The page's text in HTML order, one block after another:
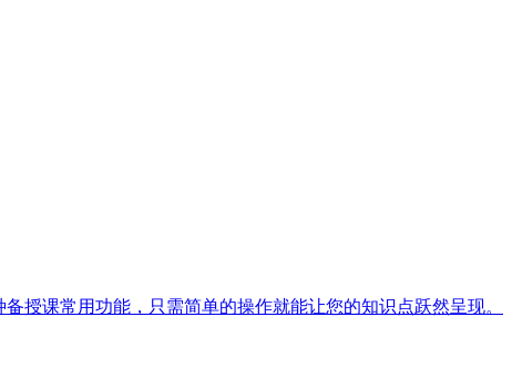
授课常用功能，只需简单的操作就能让您的知识点跃然呈现。